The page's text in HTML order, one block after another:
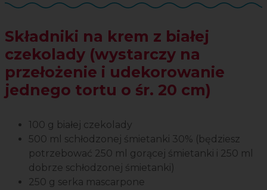
Składniki na krem z białej
czekolady (wystarczy na
przełożenie i udekorowanie
jednego tortu o śr. 20 cm)
100 g białej czekolady
500 ml schłodzonej śmietanki 30% (będziesz
potrzebować 250 ml gorącej śmietanki i 250 ml
dobrze schłodzonej śmietanki)
250 g serka mascarpone